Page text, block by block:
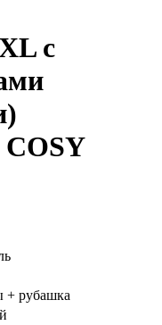
с
рубашка